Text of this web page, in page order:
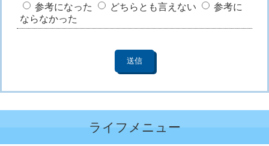
参考になった
どちらとも言えない
参考に
ならなかった
ライフメニュー